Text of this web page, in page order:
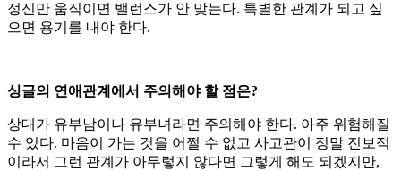
정신만 움직이면 밸런스가 안 맞는다. 특별한 관계가 되고 싶
으면 용기를 내야 한다.
싱글의 연애관계에서 주의해야 할 점은?
상대가 유부남이나 유부녀라면 주의해야 한다. 아주 위험해질
수 있다. 마음이 가는 것을 어쩔 수 없고 사고관이 정말 진보적
이라서 그런 관계가 아무렇지 않다면 그렇게 해도 되겠지만,